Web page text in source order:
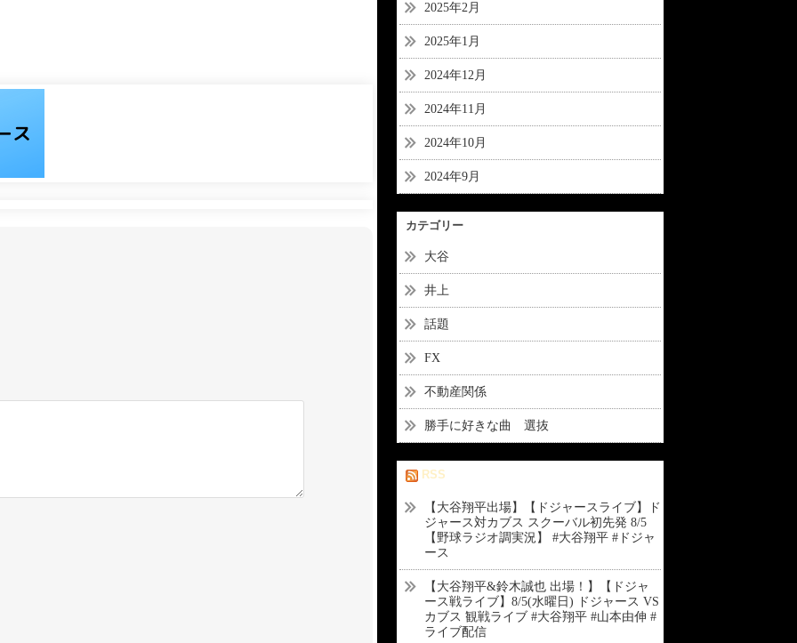
2025年2月
2025年1月
2024年12月
2024年11月
2024年10月
2024年9月
カテゴリー
大谷
井上
話題
FX
不動産関係
勝手に好きな曲 選抜
RSS
【大谷翔平出場】【ドジャースライブ】ド
ジャース対カブス スクーバル初先発 8/5
【野球ラジオ調実況】 #大谷翔平 #ドジャ
ース
【大谷翔平&鈴木誠也 出場！】【ドジャ
ース戦ライブ】8/5(水曜日) ドジャース VS
カブス 観戦ライブ #大谷翔平 #山本由伸 #
ライブ配信